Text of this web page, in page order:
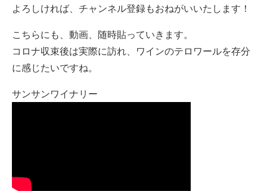
よろしければ、チャンネル登録もおねがいいたします！
こちらにも、動画、随時貼っていきます。
コロナ収束後は実際に訪れ、ワインのテロワールを存分
に感じたいですね。
サンサンワイナリー